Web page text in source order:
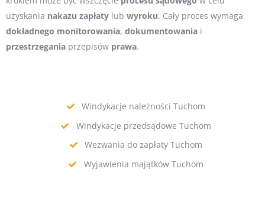
uzyskania nakazu zapłaty lub wyroku. Cały proces wymaga
dokładnego monitorowania, dokumentowania i
przestrzegania przepisów prawa.
Windykacje należności Tuchom
Windykacje przedsądowe Tuchom
Wezwania do zapłaty Tuchom
Wyjawienia majątków Tuchom